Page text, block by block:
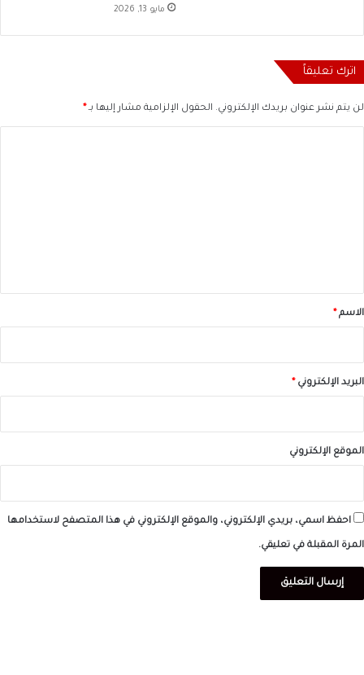
مايو 13, 2026
اترك تعليقاً
لن يتم نشر عنوان بريدك الإلكتروني. الحقول الإلزامية مشار إليها بـ *
*الاسم *
البريد الإلكتروني *
الموقع الإلكتروني
احفظ اسمي، بريدي الإلكتروني، والموقع الإلكتروني في هذا المتصفح لاستخدامها
المرة المقبلة في تعليقي.